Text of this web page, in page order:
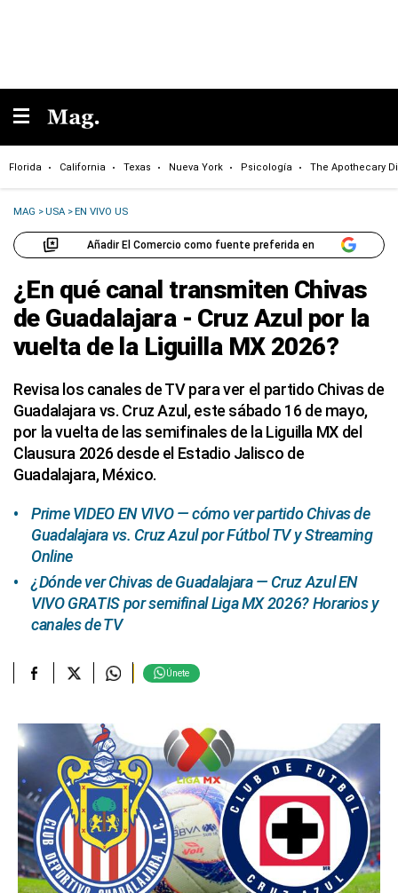
Florida California Texas Nueva York Psicología The Apothecary
MAG >USA >EN VIVO US
Añadir El Comercio como fuente preferida en
¿En qué canal transmiten Chivas
de Guadalajara - Cruz Azul por la
vuelta de la Liguilla MX 2026?
Revisa los canales de TV para ver el partido Chivas de
Guadalajara vs. Cruz Azul, este sábado 16 de mayo,
por la vuelta de las semifinales de la Liguilla MX del
Clausura 2026 desde el Estadio Jalisco de
Guadalajara, México.
Prime VIDEO EN VIVO — cómo ver partido Chivas de
Guadalajara vs. Cruz Azul por Fútbol TV y Streaming
Online
¿Dónde ver Chivas de Guadalajara — Cruz Azul EN
VIVO GRATIS por semifinal Liga MX 2026? Horarios y
canales de TV
Únete